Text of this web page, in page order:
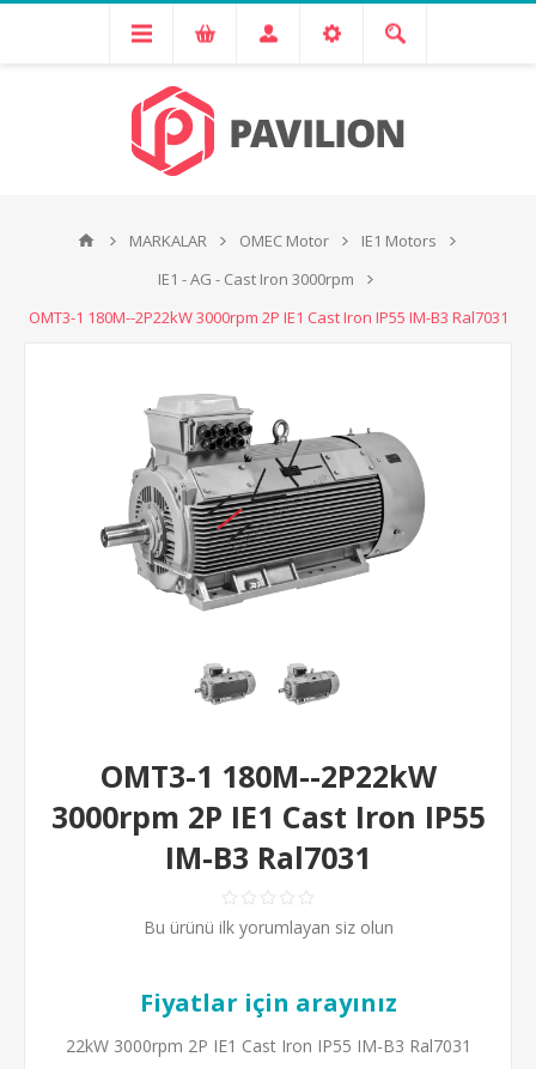
MARKALAR OMEC Motor
IE1 Motors
IE1 - AG - Cast Iron 3000rpm
OMT3-1 180M--2P22kW 3000rpm 2P IE1 Cast Iron IP55 IM-B3 Ral7031
OMT3-1 180M--2P22kW
3000rpm 2P IE1 Cast Iron IP55
IM-B3 Ral7031
Bu ürünü ilk yorumlayan siz olun
Fiyatlar için arayınız
22kW 3000rpm 2P IE1 Cast Iron IP55 IM-B3 Ral7031